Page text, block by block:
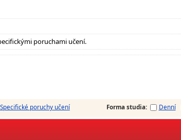
poruchami učení.
Specifické poruchy učení Forma studia: Denní